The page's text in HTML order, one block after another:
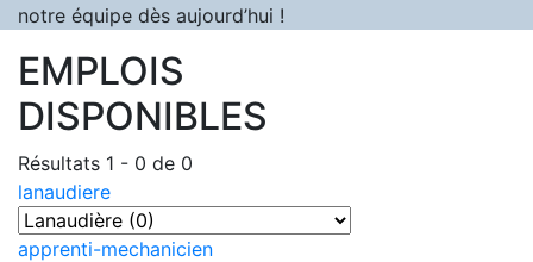
notre équipe dès aujourd’hui !
EMPLOIS
DISPONIBLES
Résultats 1 - 0 de 0
lanaudiere
apprenti-mechanicien